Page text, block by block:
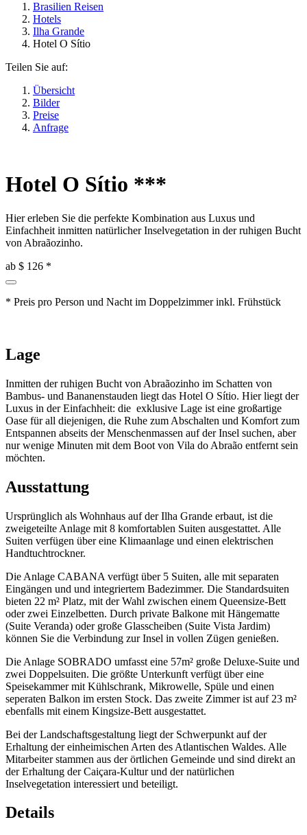
Brasilien Reisen
Hotels
Ilha Grande
Hotel O Sítio
Teilen Sie auf:
Übersicht
Bilder
Preise
Anfrage
Hotel O Sítio ***
Hier erleben Sie die perfekte Kombination aus Luxus und
Einfachheit inmitten natürlicher Inselvegetation in der ruhigen Bucht
von Abraãozinho.
ab $ 126 *
* Preis pro Person und Nacht im Doppelzimmer inkl. Frühstück
Lage
Inmitten der ruhigen Bucht von Abraãozinho im Schatten von
Bambus- und Bananenstauden liegt das Hotel O Sítio. Hier liegt der
Luxus in der Einfachheit: die exklusive Lage ist eine großartige
Oase für all diejenigen, die Ruhe zum Abschalten und Komfort zum
Entspannen abseits der Menschenmassen auf der Insel suchen, aber
nur wenige Minuten mit dem Boot von Vila do Abraão entfernt sein
möchten.
Ausstattung
Ursprünglich als Wohnhaus auf der Ilha Grande erbaut, ist die
zweigeteilte Anlage mit 8 komfortablen Suiten ausgestattet. Alle
Suiten verfügen über eine Klimaanlage und einen elektrischen
Handtuchtrockner.
Die Anlage CABANA verfügt über 5 Suiten, alle mit separaten
Eingängen und und integriertem Badezimmer. Die Standardsuiten
bieten 22 m² Platz, mit der Wahl zwischen einem Queensize-Bett
oder zwei Einzelbetten. Durch private Balkone mit Hängematte
(Suite Veranda) oder große Glasscheiben (Suite Vista Jardim)
können Sie die Verbindung zur Insel in vollen Zügen genießen.
Die Anlage SOBRADO umfasst eine 57m² große Deluxe-Suite und
zwei Doppelsuiten. Die größte Unterkunft verfügt über eine
Speisekammer mit Kühlschrank, Mikrowelle, Spüle und einen
seperaten Balkon im ersten Stock. Das zweite Zimmer ist auf 23 m²
ebenfalls mit einem Kingsize-Bett ausgestattet.
Bei der Landschaftsgestaltung liegt der Schwerpunkt auf der
Erhaltung der einheimischen Arten des Atlantischen Waldes. Alle
Mitarbeiter stammen aus der örtlichen Gemeinde und sind direkt an
der Erhaltung der Caiçara-Kultur und der natürlichen
Inselvegetation interessiert und beteiligt.
Details